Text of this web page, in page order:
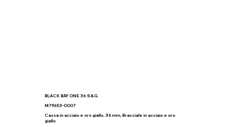
BLACK BAY ONE 36 S&G
M79653-0007
Cassa in acciaio e oro giallo, 36 mm, Bracciale in acciaio e oro
giallo